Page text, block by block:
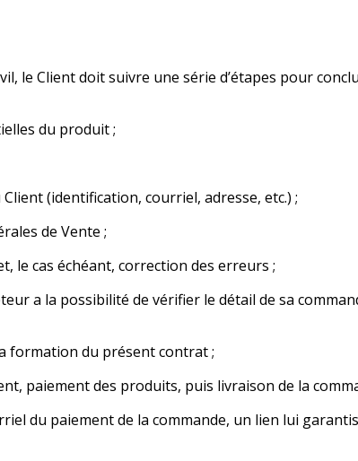
le Client doit suivre une série d’étapes pour
du produit ;
(identification, courriel, adresse, etc.) ;
de Vente ;
le cas échéant, correction des erreurs ;
a la possibilité de vérifier le détail de sa
formation du présent contrat ;
paiement des produits, puis livraison de la
du paiement de la commande, un lien lui